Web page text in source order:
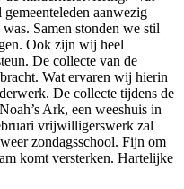
aanwezig
Samen stonden we stil
Ook zijn wij heel
De collecte van de
Wat ervaren wij hierin
De collecte tijdens de
Ark, een weeshuis in
vrijwilligerswerk zal
zondagsschool. Fijn om
komt versterken. Hartelijke